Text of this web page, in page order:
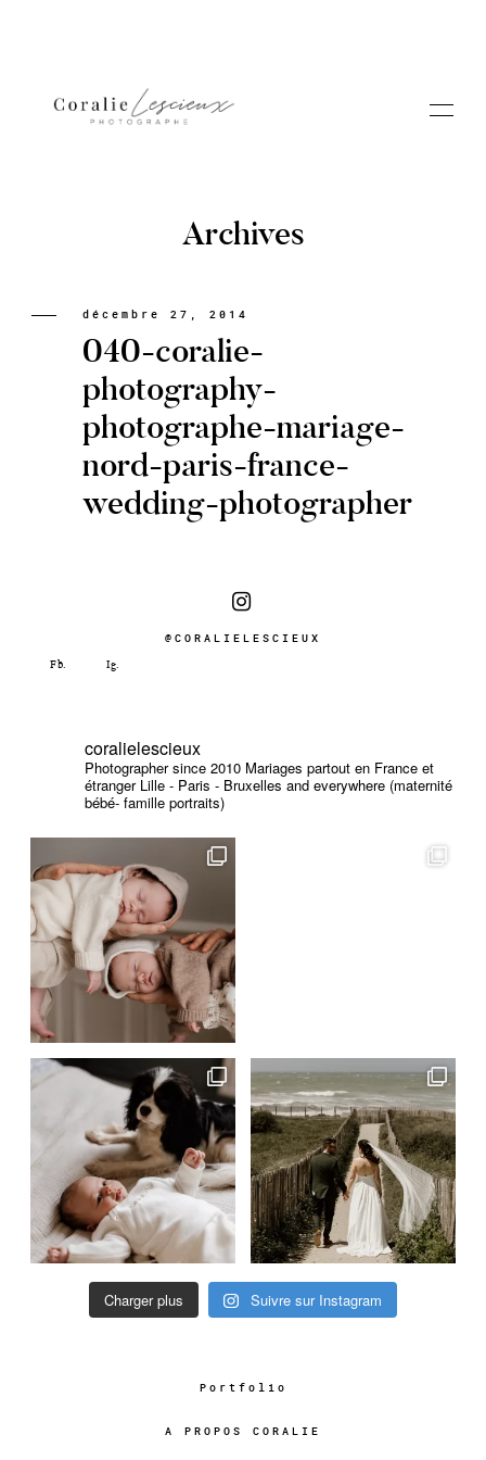
Portfolio
A PROPOS CORALIE
Archives
décembre 27, 2014
040-coralie-
photography-
photographe-mariage-
nord-paris-france-
wedding-photographer
@CORALIELESCIEUX
coralielescieux
Photographer since 2010 Mariages partout en France et
étranger Lille - Paris - Bruxelles and everywhere (maternité
bébé- famille portraits)
Charger plus Suivre sur Instagram
Portfolio
A PROPOS CORALIE